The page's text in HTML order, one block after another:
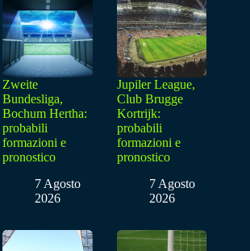
Zweite
Bundesliga,
Bochum Hertha:
probabili
formazioni e
pronostico
7 Agosto
2026
Jupiler League,
Club Brugge
Kortrijk:
probabili
formazioni e
pronostico
7 Agosto
2026